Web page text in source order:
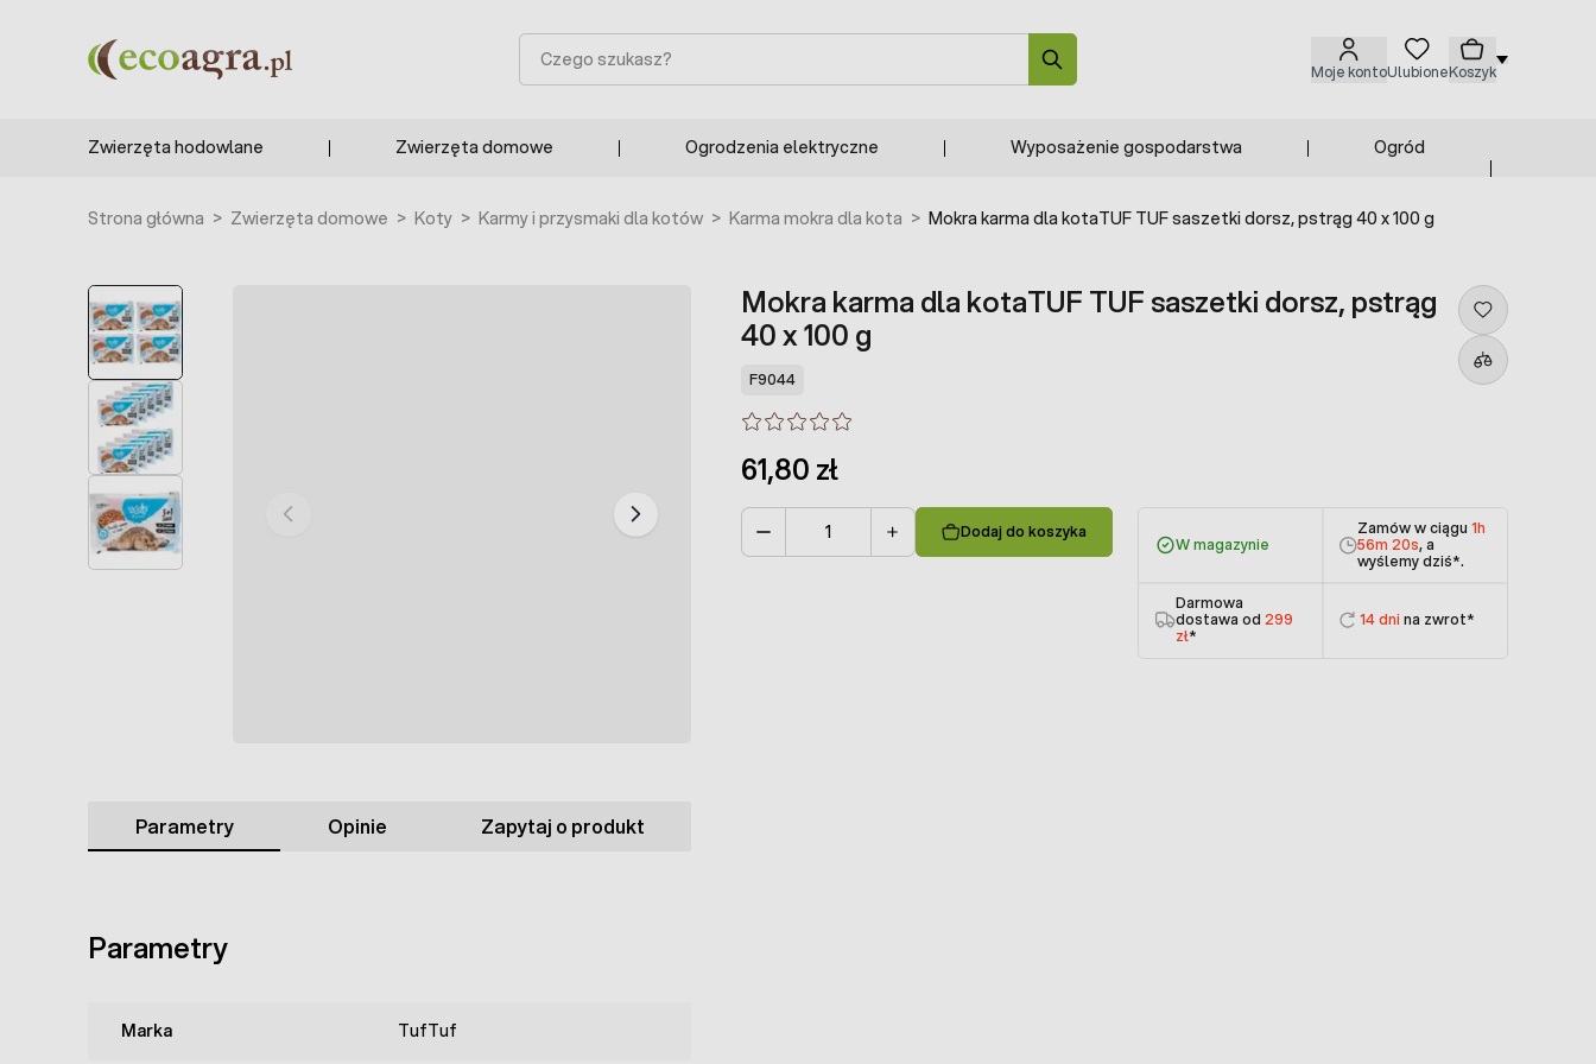
Moje kontoUlubioneKoszyk
Szukaj
Zwierzęta hodowlane Zwierzęta domowe Ogrodzenia elektryczne Wyposażenie gospodarstwa Ogród
Strona główna > Zwierzęta domowe > Koty > Karmy i przysmaki dla kotów > Karma mokra dla kota > Mokra karma dla kotaTUF TUF saszetki dorsz, pstrąg 40 x 100 g
Mokra karma dla kotaTUF TUF saszetki dorsz, pstrąg
40 x 100 g
F9044
61,80 zł
Dodaj do koszyka
W magazynie
Zamów w ciągu 1h
56m 19s, a
wyślemy dziś*.
Darmowa
dostawa od 299
zł*
14 dni na zwrot*
Parametry Opinie Zapytaj o produkt
Parametry
Marka TufTuf